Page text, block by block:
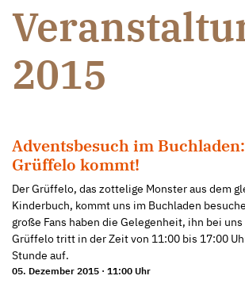
2015
Adventsbesuch im
Grüffelo kommt!
Der Grüffelo, das zottelige Monster aus dem
Kinderbuch, kommt uns im Buchladen
große Fans haben die Gelegenheit, ihn bei
Grüffelo tritt in der Zeit von 11:00 bis 17:00
Stunde auf.
05. Dezember 2015 · 11:00 Uhr